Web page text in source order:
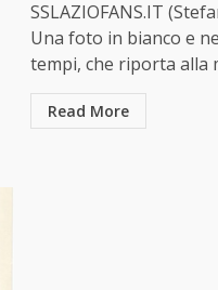
SSLAZIOFANS.IT
Una foto in bianco e
tempi, che riporta alla
Read More